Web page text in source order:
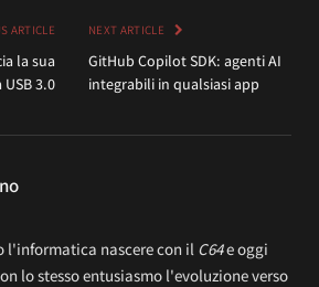
ARTICLE
la sua
3.0
NEXT ARTICLE
GitHub Copilot SDK: agenti AI
integrabili in qualsiasi app
l'informatica nascere con il C64e oggi
lo stesso entusiasmo l'evoluzione verso